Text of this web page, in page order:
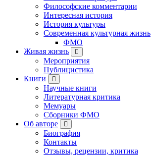
Философские комментарии
Интересная история
История культуры
Современная культурная жизнь
ФМО
Живая жизнь
Мероприятия
Публицистика
Книги
Научные книги
Литературная критика
Мемуары
Сборники ФМО
Об авторе
Биография
Контакты
Отзывы, рецензии, критика